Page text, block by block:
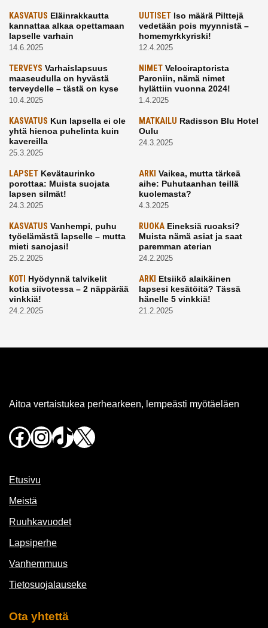
KASVATUS Eläinrakkautta
kannattaa alkaa opettamaan
lapselle varhain
14.6.2025
UUTISETIso määrä Pilttejä
vedetään pois myynnistä –
homemyrkkyriski!
12.4.2025
TERVEYS Varhaislapsuus
maaseudulla on hyvästä
terveydelle – tästä on kyse
10.4.2025
NIMETVelociraptorista
Paroniin, nämä nimet
hylättiin vuonna 2024!
1.4.2025
KASVATUS Kun lapsella ei ole
yhtä hienoa puhelinta kuin
kavereilla
25.3.2025
MATKAILU Radisson Blu Hotel
Oulu
24.3.2025
LAPSET Kevätaurinko
porottaa: Muista suojata
lapsen silmät!
24.3.2025
ARKI Vaikea, mutta tärkeä
aihe: Puhutaanhan teillä
kuolemasta?
4.3.2025
KASVATUS Vanhempi, puhu
työelämästä lapselle – mutta
mieti sanojasi!
25.2.2025
RUOKAEineksiä ruoaksi?
Muista nämä asiat ja saat
paremman aterian
24.2.2025
KOTI Hyödynnä talvikelit
kotia siivotessa – 2 näppärää
vinkkiä!
24.2.2025
ARKI Etsiikö alaikäinen
lapsesi kesätöitä? Tässä
hänelle 5 vinkkiä!
21.2.2025
Aitoa vertaistukea perhearkeen, lempeästi myötäeläen
Facebook
Instagram
TikTok
X
Etusivu
Meistä
Ruuhkavuodet
Lapsiperhe
Vanhemmuus
Tietosuojalauseke
Ota yhtettä